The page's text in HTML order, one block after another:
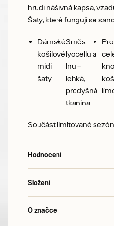
hrudi nášivná kapsa,
Šaty, které fungují se
Dámské
košilové
midi
šaty
Směs
lyocellu a
lnu –
lehká,
prodyšná
tkanina
Součást limitované
Hodnocení
Složení
O značce